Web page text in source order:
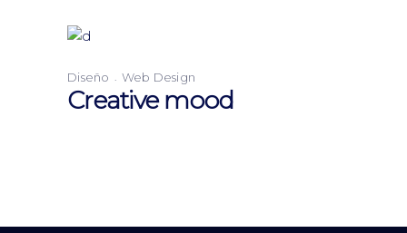
Diseño Web Design
Creative mood